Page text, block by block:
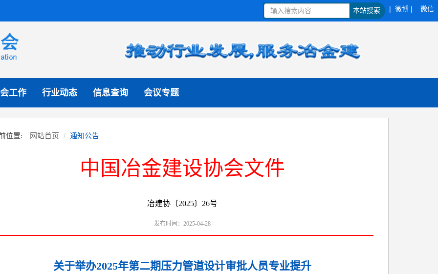
本站搜索 | 微博 | 微信
工作 行业动态 信息查询 会议专题
位置: 网站首页 通知公告
中国冶金建设协会文件
冶建协〔2025〕26号
发布时间：2025-04-28
关于举办2025年第二期压力管道设计审批人员专业提升